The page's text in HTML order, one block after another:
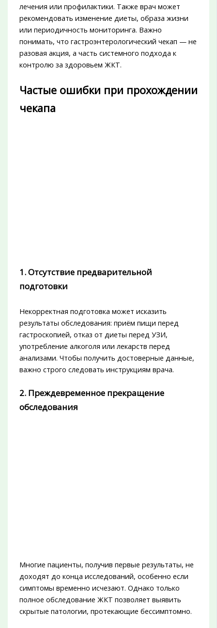
лечения или профилактики. Также врач может
рекомендовать изменение диеты, образа жизни
или периодичность мониторинга. Важно
понимать, что гастроэнтерологический чекап — не
разовая акция, а часть системного подхода к
контролю за здоровьем ЖКТ.
Частые ошибки при прохождении
чекапа
1. Отсутствие предварительной
подготовки
Некорректная подготовка может исказить
результаты обследования: приём пищи перед
гастроскопией, отказ от диеты перед УЗИ,
употребление алкоголя или лекарств перед
анализами. Чтобы получить достоверные данные,
важно строго следовать инструкциям врача.
2. Преждевременное прекращение
обследования
Многие пациенты, получив первые результаты, не
доходят до конца исследований, особенно если
симптомы временно исчезают. Однако только
полное обследование ЖКТ позволяет выявить
скрытые патологии, протекающие бессимптомно.